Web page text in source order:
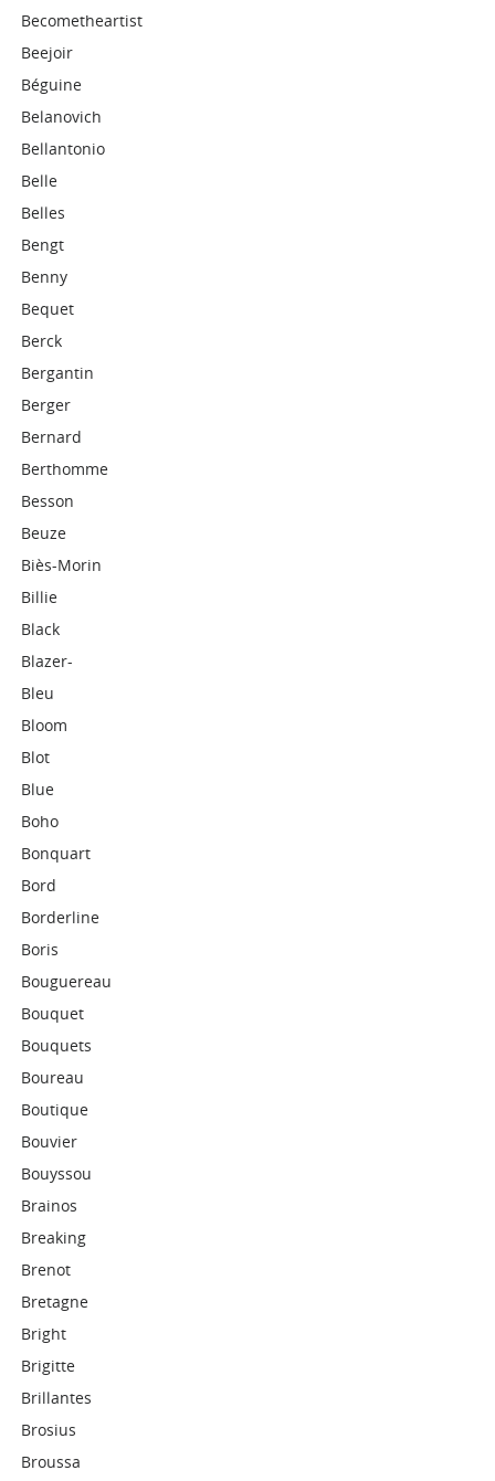
Becometheartist
Beejoir
Béguine
Belanovich
Bellantonio
Belle
Belles
Bengt
Benny
Bequet
Berck
Bergantin
Berger
Bernard
Berthomme
Besson
Beuze
Biès-Morin
Billie
Black
Blazer-
Bleu
Bloom
Blot
Blue
Boho
Bonquart
Bord
Borderline
Boris
Bouguereau
Bouquet
Bouquets
Boureau
Boutique
Bouvier
Bouyssou
Brainos
Breaking
Brenot
Bretagne
Bright
Brigitte
Brillantes
Brosius
Broussa